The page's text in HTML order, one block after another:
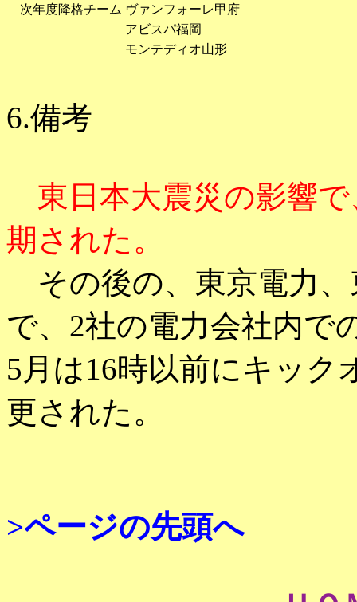
次年度降格チーム ヴァンフォーレ甲府
アビスパ福岡
モンテディオ山形
6.備考
東日本大震災の影響で
期された。
その後の、東京電力、
で、2社の電力会社内で
5月は16時以前にキック
更された。
>ページの先頭へ